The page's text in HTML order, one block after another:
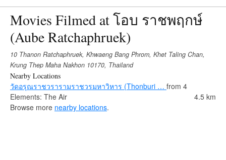
Movies Filmed at โอบ ราชพฤกษ์
(Aube Ratchaphruek)
10 Thanon Ratchaphruek, Khwaeng Bang Phrom, Khet Taling Chan,
Krung Thep Maha Nakhon 10170, Thailand
Nearby Locations
วัดอรุณราชวรารามราชวรมหาวิหาร (Thonburi … from 4
Elements: The Air
4.5 km
Browse more nearby locations.